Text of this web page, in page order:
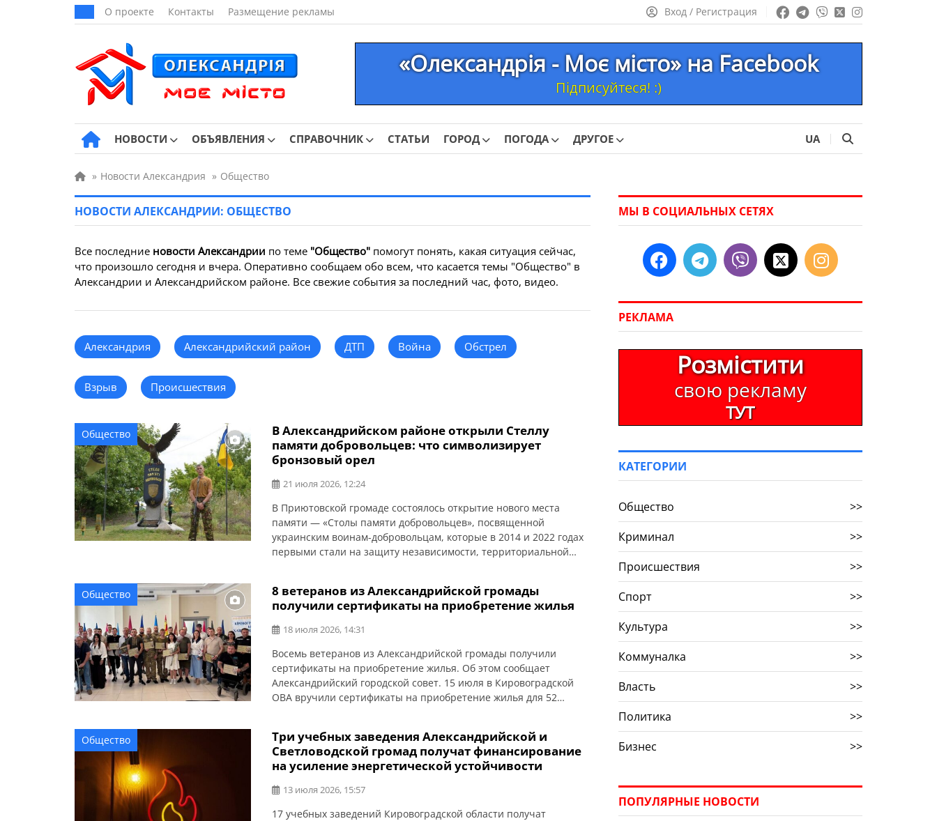
О проекте Контакты Размещение рекламы Вход / Регистрация
«Олександрія - Моє місто» на Facebook
Підписуйтеся! :)
НОВОСТИ ОБЪЯВЛЕНИЯ СПРАВОЧНИК СТАТЬИ ГОРОД ПОГОДА ДРУГОЕ UA
» Новости Александрия » Общество
НОВОСТИ АЛЕКСАНДРИИ: ОБЩЕСТВО
Все последние новости Александрии по теме "Общество" помогут понять, какая ситуация сейчас,
что произошло сегодня и вчера. Оперативно сообщаем обо всем, что касается темы "Общество" в
Александрии и Александрийском районе. Все свежие события за последний час, фото, видео.
Александрия Александрийский район ДТП Война Обстрел
Взрыв Происшествия
Общество
В Александрийском районе открыли Стеллу
памяти добровольцев: что символизирует
бронзовый орел
21 июля 2026, 12:24
В Приютовской громаде состоялось открытие нового места
памяти — «Столы памяти добровольцев», посвященной
украинским воинам-добровольцам, которые в 2014 и 2022 годах
первыми стали на защиту независимости, территориальной
житель громады, ветеран, доброволец, участник
антитеррористической операции и защитник Украины Игорь
Погребной (позывной «Змей»). Именно […]
Общество
8 ветеранов из Александрийской громады
получили сертификаты на приобретение жилья
18 июля 2026, 14:31
Восемь ветеранов из Александрийской громады получили
сертификаты на приобретение жилья. Об этом сообщает
Александрийский городской совет. 15 июля в Кировоградской
ОВА вручили сертификаты на приобретение жилья для 52
участников боевых действий, ветеранов: Валерий Полунин,
Владимир Самойлов, Андрей Радченко, Владимир Каменецкий,
Михаил […]
Общество
Три учебных заведения Александрийской и
Светловодской громад получат финансирование
на усиление энергетической устойчивости
13 июля 2026, 15:57
17 учебных заведений Кировоградской области получат
МЫ В СОЦИАЛЬНЫХ СЕТЯХ
РЕКЛАМА
Розмістити
свою рекламу
ТУТ
КАТЕГОРИИ
Общество
>>
Криминал
>>
Происшествия
>>
Спорт
>>
Культура
>>
Коммуналка
>>
Власть
>>
Политика
>>
Бизнес
>>
ПОПУЛЯРНЫЕ НОВОСТИ